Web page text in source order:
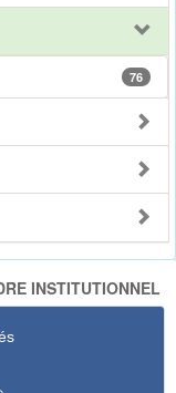
76
INSTITUTIONNEL